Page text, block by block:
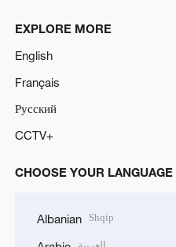
EXPLORE MORE
English
Français
Русский
CCTV+
CHOOSE YOUR LANGUAGE
Albanian Shqip